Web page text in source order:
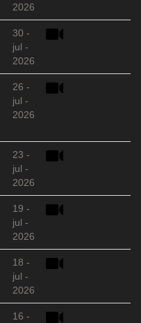
2026
30 -
jul -
2026
26 -
jul -
2026
23 -
jul -
2026
19 -
jul -
2026
18 -
jul -
2026
16 -